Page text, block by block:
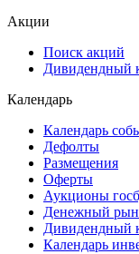
Акции
Поиск акций
Дивидендный
Календарь
Календарь
Дефолты
Размещения
Оферты
Аукционы
Денежный
Дивидендный
Календарь